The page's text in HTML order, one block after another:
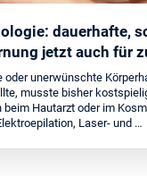
dauerhafte,
jetzt auch für
oder unerwünschte
musste bisher
beim Hautarzt oder im
Laser- und …